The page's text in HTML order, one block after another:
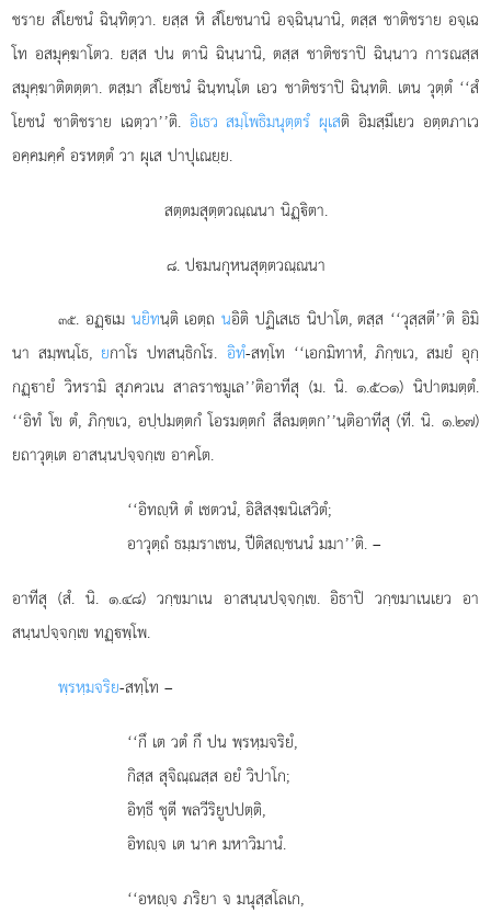
ชราย สํโยชนํ ฉินฺทิตฺวา. ยสฺส หิ สํโยชนานิ อจฺฉินฺนานิ, ตสฺส ชาติชราย อจฺเฉ
โท อสมุคฺฆาโตว. ยสฺส ปน ตานิ ฉินฺนานิ, ตสฺส ชาติชราปิ ฉินฺนาว การณสฺส
สมุคฺฆาติตตฺตา. ตสฺมา สํโยชนํ ฉินฺทนฺโต เอว ชาติชราปิ ฉินฺทติ. เตน วุตฺตํ ‘‘สํ
โยชนํ ชาติชราย เฉตฺวา’’ติ. อิเธว สมฺโพธิมนุตฺตรํ ผุเสติ อิมสฺมึเยว อตฺตภาเว
อคฺคมคฺคํ อรหตฺตํ วา ผุเส ปาปุเณยฺย.
สตฺตมสุตฺตวณฺณนา นิฏฺิตา.
๘. ปมนกุหนสุตฺตวณฺณนา
๓๕. อฏฺเม นยิทนฺติ เอตฺถนอิติ ปฏิเสเธ นิปาโต, ตสฺส ‘‘วุสฺสตี’’ติ อิมิ
นา สมฺพนฺโธ, ยกาโร ปทสนฺธิกโร. อิทํ-สทฺโท ‘‘เอกมิทาหํ, ภิกฺขเว, สมยํ อุกฺ
กฏฺายํ วิหรามิ สุภควเน สาลราชมูเล’’ติอาทีสุ (ม. นิ. ๑.๕๐๑) นิปาตมตฺตํ.
‘‘อิทํ โข ตํ, ภิกฺขเว, อปฺปมตฺตกํ โอรมตฺตกํ สีลมตฺตก’’นฺติอาทีสุ (ที. นิ. ๑.๒๗)
ยถาวุตฺเต อาสนฺนปจฺจกฺเข อาคโต.
‘‘อิทฺหิ ตํ เชตวนํ, อิสิสงฺฆนิเสวิตํ;
อาวุตฺถํ ธมฺมราเชน, ปีติสฺชนนํ มมา’’ติ. –
อาทีสุ (สํ. นิ. ๑.๔๘) วกฺขมาเน อาสนฺนปจฺจกฺเข. อิธาปิ วกฺขมาเนเยว อา
สนฺนปจฺจกฺเข ทฏฺพฺโพ.
พฺรหฺมจริย-สทฺโท –
‘‘กึ เต วตํ กึ ปน พฺรหฺมจริยํ,
กิสฺส สุจิณฺณสฺส อยํ วิปาโก;
อิทฺธี ชุตี พลวีริยูปปตฺติ,
อิทฺจ เต นาค มหาวิมานํ.
‘‘อหฺจ ภริยา จ มนุสฺสโลเก,